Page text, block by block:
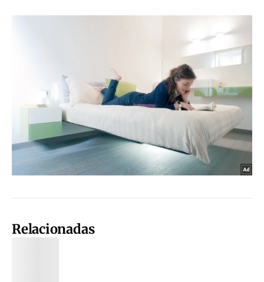
Relacionadas